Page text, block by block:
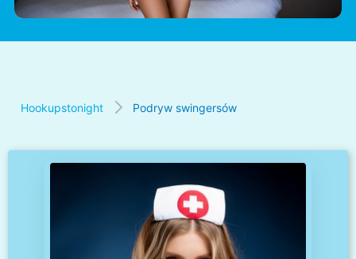
Hookupstonight Podryw swingersów